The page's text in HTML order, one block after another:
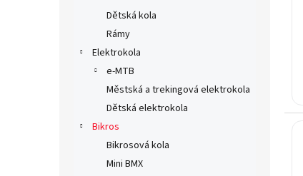
Dětská kola
Rámy
Elektrokola
e-MTB
Městská a trekingová elektrokola
Dětská elektrokola
Bikros
Bikrosová kola
Mini BMX